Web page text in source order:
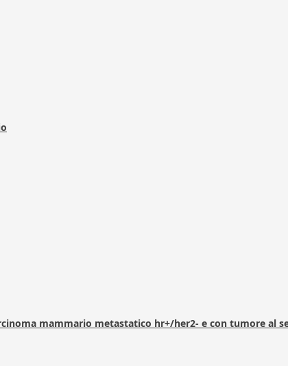
mammario metastatico hr+/her2- e con tumore al